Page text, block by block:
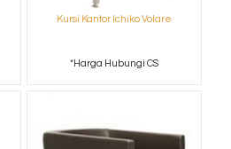
Kursi Kantor Ichiko Volare
*Harga Hubungi CS